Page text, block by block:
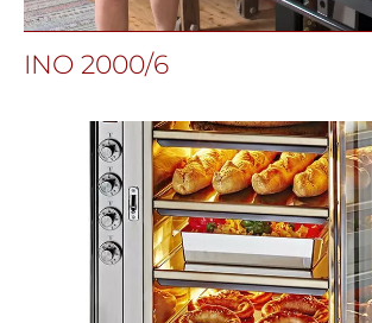
INO 2000/6